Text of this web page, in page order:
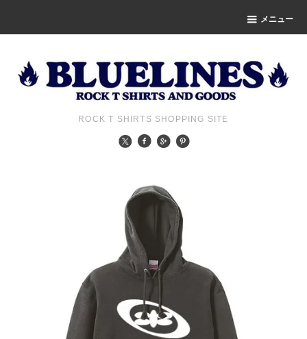
メニュー
ROCK T SHIRTS SHOPPING SITE